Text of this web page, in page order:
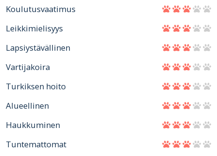
Koulutusvaatimus
Leikkimielisyys
Lapsiystävällinen
Vartijakoira
Turkiksen hoito
Alueellinen
Haukkuminen
Tuntemattomat